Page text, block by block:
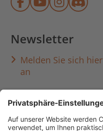
Münchner
Münchner
Newsletter
Melden Sie sich
an
Häufig